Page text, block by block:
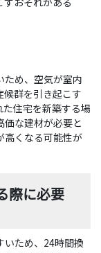
ため、空気が室内
候群を引き起こす
住宅を新築する場
な建材が必要と
高くなる可能性が
際に必要
いため、24時間換